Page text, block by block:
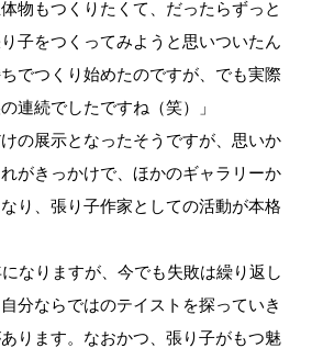
物もつくりたくて、だったらずっと
子をつくってみようと思いついたん
でつくり始めたのですが、でも実際
連続でしたですね（笑）」
の展示となったそうですが、思いか
がきっかけで、ほかのギャラリーか
り、張り子作家としての活動が本格
になりますが、今でも失敗は繰り返し
分ならではのテイストを探っていき
ります。なおかつ、張り子がもつ魅